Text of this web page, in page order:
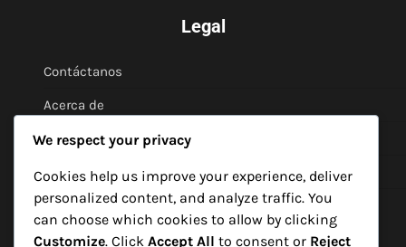
Legal
Contáctanos
Acerca de
Política de privacidad
Cookies y seguimiento
Términos y condiciones
We respect your privacy
Cookies help us improve your experience, deliver
personalized content, and analyze traffic. You
can choose which cookies to allow by clicking
Customize. Click Accept All to consent or Reject